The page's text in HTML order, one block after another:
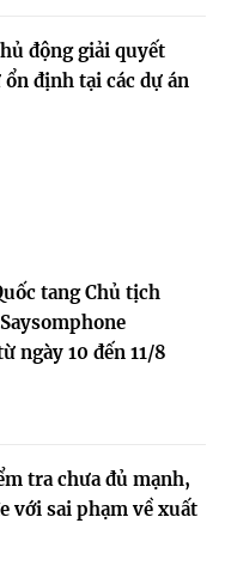
động giải quyết
định tại các dự án
tang Chủ tịch
ngày 10 đến 11/8
tra chưa đủ mạnh,
với sai phạm về xuất